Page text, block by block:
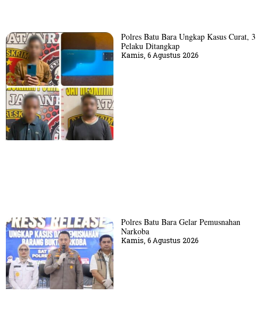
Polres Batu Bara Ungkap Kasus Curat, 3
Pelaku Ditangkap
Kamis, 6 Agustus 2026
Polres Batu Bara Gelar Pemusnahan
Narkoba
Kamis, 6 Agustus 2026